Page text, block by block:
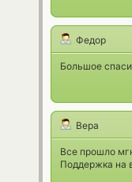
Федор
Большое
Вера
Все прошло
Поддержка на